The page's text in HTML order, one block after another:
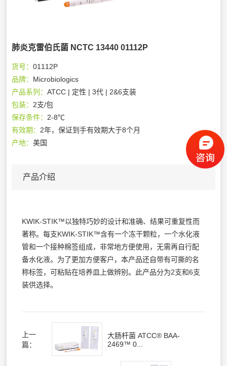
肺炎克雷伯氏菌 NCTC 13440 01112P
货号：01112P
品牌： Microbiologics
产品系列：ATCC | 定性 | 3代 | 2&6支装
包装： 2支/包
保存条件： 2-8℃
有效期： 2年，保证到手有效期大于8个月
产地：美国
产品介绍
KWIK-STIK™以独特巧妙的设计和准确、结果可重复性而
著称。每支KWIK-STIK™含有一个冻干颗粒，一个水化液
管和一个接种棉签组成，非常地方便使用，无需再自行配
备水化液。为了更加方便客户，本产品还自带有可撕的名
称标签，可粘贴在培养皿上做辨别。此产品分为2支和6支
装供选择。
上一
篇：
大肠杆菌 ATCC® BAA-
2469™ 0...